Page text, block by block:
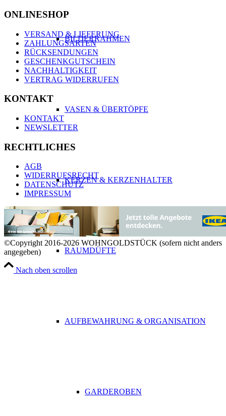
BILDERRAHMEN
VASEN & ÜBERTÖPFE
KERZEN & KERZENHALTER
RAUMDÜFTE
AUFBEWAHRUNG & ORGANISATION
GARDEROBEN
ONLINESHOP
VERSAND & LIEFERUNG
ZAHLUNGSARTEN
RÜCKSENDUNGEN
GESCHENKGUTSCHEIN
NACHHALTIGKEIT
VERTRAG WIDERRUFEN
KONTAKT
KONTAKT
NEWSLETTER
RECHTLICHES
AGB
WIDERRUFSRECHT
DATENSCHUTZ
IMPRESSUM
©Copyright 2016-2026 WOHNGOLDSTÜCK (sofern nicht anders
angegeben)
Nach oben scrollen